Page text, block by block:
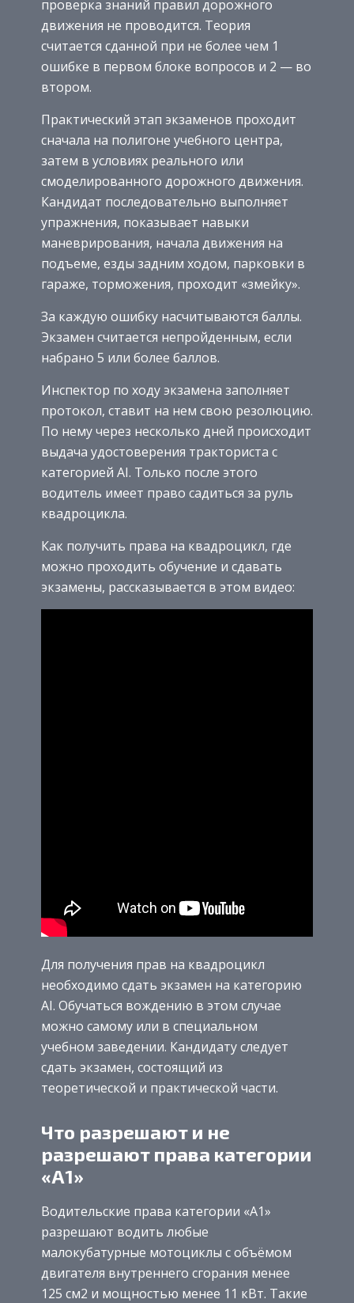
проверка знаний правил дорожного
движения не проводится. Теория
считается сданной при не более чем 1
ошибке в первом блоке вопросов и 2 — во
втором.
Практический этап экзаменов проходит
сначала на полигоне учебного центра,
затем в условиях реального или
смоделированного дорожного движения.
Кандидат последовательно выполняет
упражнения, показывает навыки
маневрирования, начала движения на
подъеме, езды задним ходом, парковки в
гараже, торможения, проходит «змейку».
За каждую ошибку насчитываются баллы.
Экзамен считается непройденным, если
набрано 5 или более баллов.
Инспектор по ходу экзамена заполняет
протокол, ставит на нем свою резолюцию.
По нему через несколько дней происходит
выдача удостоверения тракториста с
категорией AI. Только после этого
водитель имеет право садиться за руль
квадроцикла.
Как получить права на квадроцикл, где
можно проходить обучение и сдавать
экзамены, рассказывается в этом видео:
Для получения прав на квадроцикл
необходимо сдать экзамен на категорию
AI. Обучаться вождению в этом случае
можно самому или в специальном
учебном заведении. Кандидату следует
сдать экзамен, состоящий из
теоретической и практической части.
Что разрешают и не
разрешают права категории
«А1»
Водительские права категории «А1»
разрешают водить любые
малокубатурные мотоциклы с объёмом
двигателя внутреннего сгорания менее
125 см2 и мощностью менее 11 кВт. Такие